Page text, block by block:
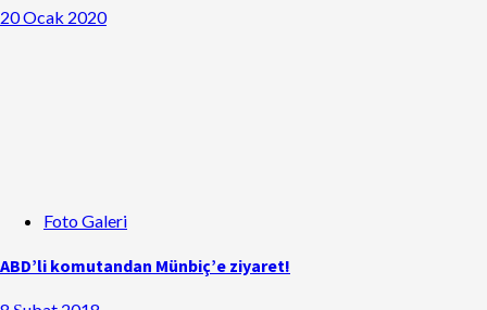
20 Ocak 2020
Foto Galeri
ABD’li komutandan Münbiç’e ziyaret!